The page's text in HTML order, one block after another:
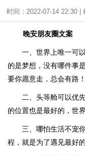
时间：2022-07-14 22:30 |
晚安朋友圈文案
一、世界上唯一可
的是梦想，没有哪件事
要你愿意走，总会有路！
二、头等舱可以优
的位置也是最好的，世
三、哪怕生活不宠
程，就是为了遇见最好的